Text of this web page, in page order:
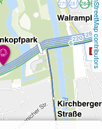
OpenStreetMap contributors